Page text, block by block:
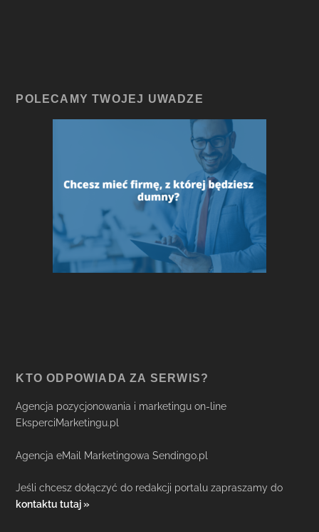
POLECAMY TWOJEJ UWADZE
KTO ODPOWIADA ZA SERWIS?
Agencja pozycjonowania i marketingu on-line
EksperciMarketingu.pl
Agencja eMail Marketingowa Sendingo.pl
Jeśli chcesz dołączyć do redakcji portalu zapraszamy do
kontaktu tutaj »